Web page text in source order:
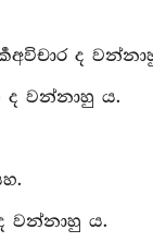
ද
ද වන්නාහු ය.
වන්නාහු ය.